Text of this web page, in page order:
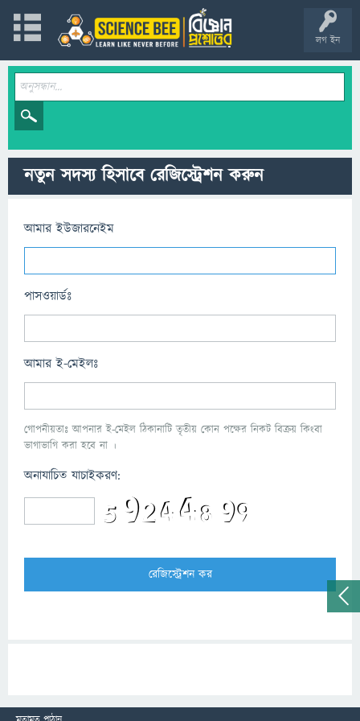
লগ ইন
নতুন সদস্য হিসাবে রেজিস্ট্রেশন করুন
আমার ইউজারনেইম
পাসওয়ার্ডঃ
আমার ই-মেইলঃ
গোপনীয়তাঃ আপনার ই-মেইল ঠিকানাটি তৃতীয় কোন পক্ষের নিকট বিক্রয় কিংবা
ভাগাভাগি করা হবে না ।
অনাযাচিত যাচাইকরণ: